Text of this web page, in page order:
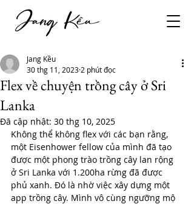
Flex về chuyện trồng cây ở Sri
Lanka
Jang Kều
30 thg 11, 2023 2 phút đọc
Đã cập nhật: 30 thg 10, 2025
Không thể không flex với các bạn rằng,
một Eisenhower fellow của mình đã tạo
được một phong trào trồng cây lan rộng
ở Sri Lanka với 1.200ha rừng đã được
phủ xanh. Đó là nhờ việc xây dựng một
app trồng cây. Mình vô cùng ngưỡng mộ